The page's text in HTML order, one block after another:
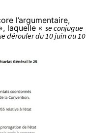
l’argumentaire,
laquelle « se conjugue
dérouler du 10 juin au 10